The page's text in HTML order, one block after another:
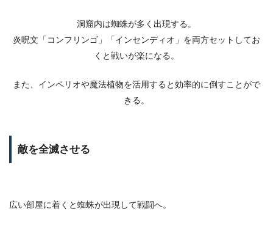
洞窟内は蜘蛛が多く出現する。
炎呪文「コンフリンゴ」「インセンディオ」を両方セットしてお
くと戦いが楽になる。
また、インペリオや魔法植物を活用すると効率的に倒すことがで
きる。
敵を全滅させる
広い部屋に着くと蜘蛛が出現して戦闘へ。